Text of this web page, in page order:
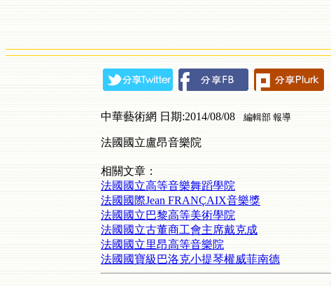
中華藝術網 日期:2014/08/08 編輯部 報導
法國國立盧昂音樂院
相關文章：
法國國立高等音樂舞蹈學院
法國國際Jean FRANÇAIX音樂獎
法國國立巴黎高等美術學院
法國國立古董商工會主席戴克成
法國國立里昂高等音樂院
法國國寶級巴洛克小提琴權威菲南德